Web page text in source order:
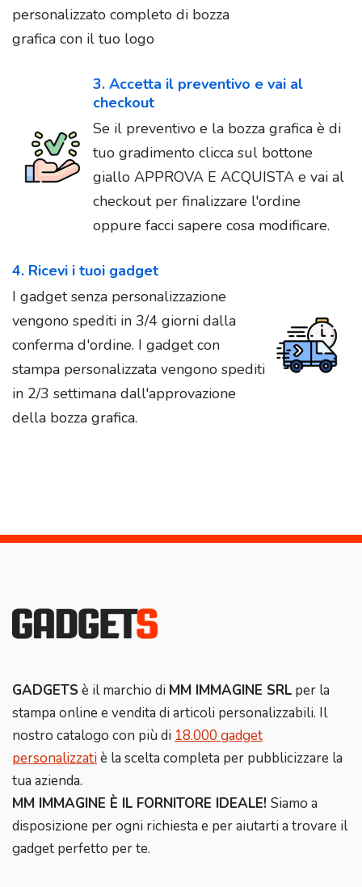
personalizzato completo di bozza
grafica con il tuo logo
3. Accetta il preventivo e vai al
checkout
Se il preventivo e la bozza grafica è di
tuo gradimento clicca sul bottone
giallo APPROVA E ACQUISTA e vai al
checkout per finalizzare l'ordine
oppure facci sapere cosa modificare.
4. Ricevi i tuoi gadget
I gadget senza personalizzazione
vengono spediti in 3/4 giorni dalla
conferma d'ordine. I gadget con
stampa personalizzata vengono spediti
in 2/3 settimana dall'approvazione
della bozza grafica.
GADGETS è il marchio di MM IMMAGINE SRL per la
stampa online e vendita di articoli personalizzabili. Il
nostro catalogo con più di 18.000 gadget
personalizzatiè la scelta completa per pubblicizzare la
tua azienda.
MM IMMAGINE È IL FORNITORE IDEALE! Siamo a
disposizione per ogni richiesta e per aiutarti a trovare il
gadget perfetto per te.